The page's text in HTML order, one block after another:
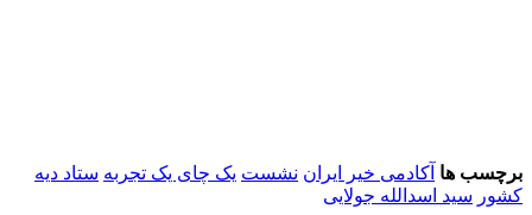
برچسب ها آکادمی خیر ایران نشست یک چای یک تجربه ستاد دیه
کشور سید اسدالله جولایی